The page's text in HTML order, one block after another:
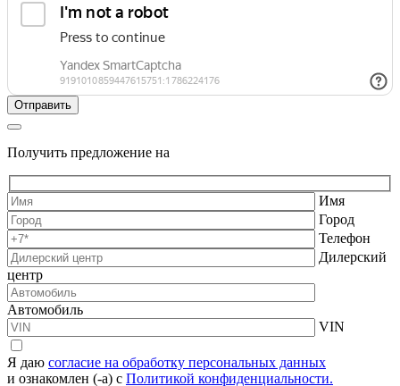
Получить предложение на
Имя
Город
Телефон
Дилерский
центр
Автомобиль
VIN
Я даю согласие на обработку персональных данных
и ознакомлен (-а) с Политикой конфиденциальности.